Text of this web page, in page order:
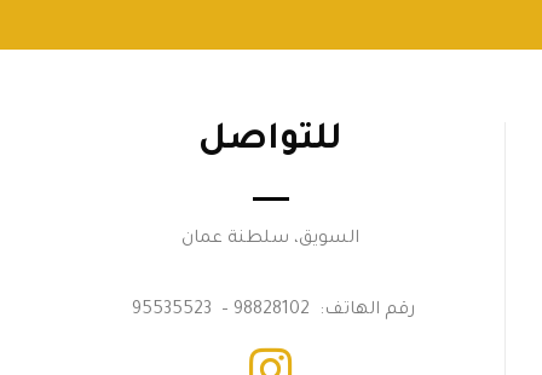
للتواصل
السويق، سلطنة عمان
رقم الهاتف: 98828102 – 95535523